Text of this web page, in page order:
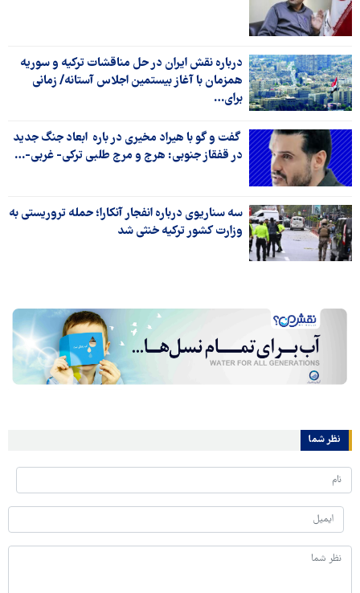
درباره نقش ایران در حل مناقشات ترکیه و سوریه
همزمان با آغاز بیستمین اجلاس آستانه/ زمانی
برای…
گفت و گو با هیراد مخیری در باره ابعاد جنگ جدید
در قفقاز جنوبی: هرج و مرج طلبی ترکی- غربی-…
سه سناریوی درباره انفجار آنکارا؛ حمله تروریستی به
وزارت کشور ترکیه خنثی شد
نظر شما